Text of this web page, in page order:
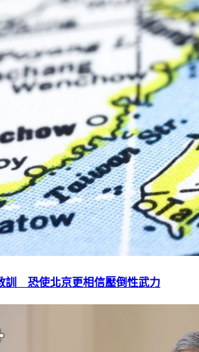
訓 恐使北京更相信壓倒性武力